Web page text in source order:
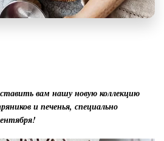
вам нашу новую коллекцию
и печенья, специально